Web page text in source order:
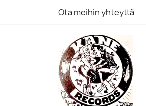
Ota meihin yhteyttä